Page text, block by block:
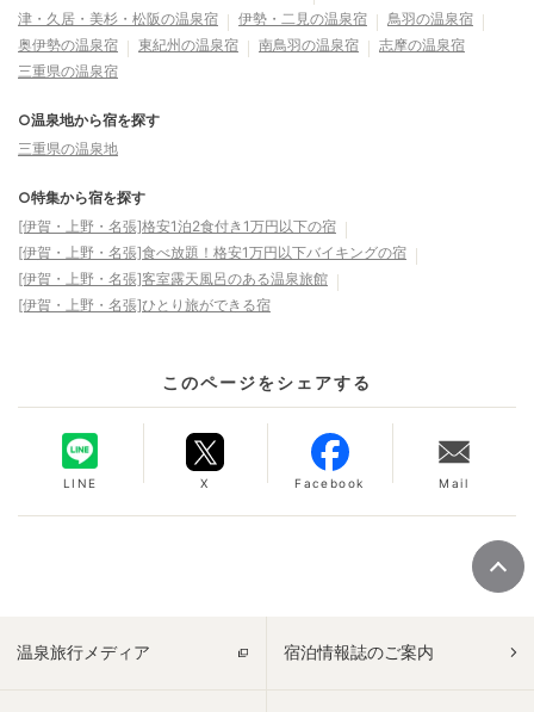
津・久居・美杉・松阪の温泉宿
伊勢・二見の温泉宿
鳥羽の温泉宿
奥伊勢の温泉宿
東紀州の温泉宿 南鳥羽の温泉宿
志摩の温泉宿
三重県の温泉宿
○温泉地から宿を探す
三重県の温泉地
○特集から宿を探す
[伊賀・上野・名張]格安1泊2食付き1万円以下の宿
[伊賀・上野・名張]食べ放題！格安1万円以下バイキングの宿
[伊賀・上野・名張]客室露天風呂のある温泉旅館
[伊賀・上野・名張]ひとり旅ができる宿
このページをシェアする
LINE X Facebook Mail
温泉旅行メディア 宿泊情報誌のご案内